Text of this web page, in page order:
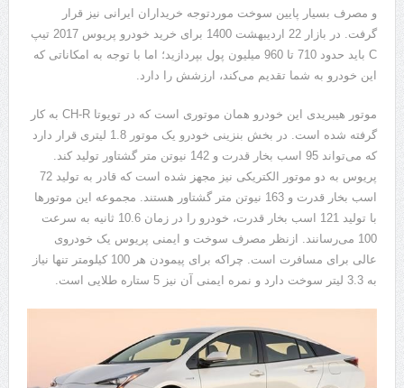
و مصرف بسیار پایین سوخت موردتوجه خریداران ایرانی نیز قرار
گرفت. در بازار 22 اردیبهشت 1400 برای خرید خودرو پریوس 2017 تیپ
C باید حدود 710 تا 960 میلیون پول بپردازید؛ اما با توجه به امکاناتی که
این خودرو به شما تقدیم می‌کند، ارزشش را دارد.
موتور هیبریدی این خودرو همان موتوری است که در تویوتا CH-R به کار
گرفته شده است. در بخش بنزینی خودرو یک موتور 1.8 لیتری قرار دارد
که می‌تواند 95 اسب بخار قدرت و 142 نیوتن متر گشتاور تولید کند.
پریوس به دو موتور الکتریکی نیز مجهز شده است که قادر به تولید 72
اسب بخار قدرت و 163 نیوتن متر گشتاور هستند. مجموعه این موتورها
با تولید 121 اسب بخار قدرت، خودرو را در زمان 10.6 ثانیه به سرعت
100 می‌رسانند. ازنظر مصرف سوخت و ایمنی پریوس یک خودروی
عالی برای مسافرت است. چراکه برای پیمودن هر 100 کیلومتر تنها نیاز
به 3.3 لیتر سوخت دارد و نمره ایمنی آن نیز 5 ستاره طلایی است.